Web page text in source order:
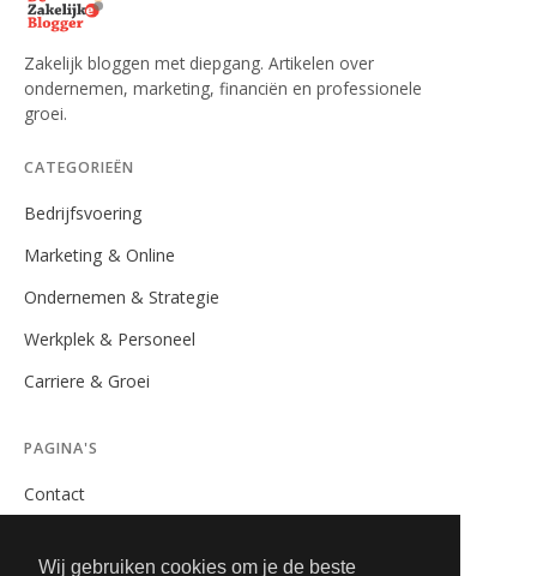
Wij gebruiken cookies om je de beste
Zakelijk bloggen met diepgang. Artikelen over
ondernemen, marketing, financiën en professionele
groei.
CATEGORIEËN
Bedrijfsvoering
Marketing & Online
Ondernemen & Strategie
Werkplek & Personeel
Carriere & Groei
PAGINA'S
Contact